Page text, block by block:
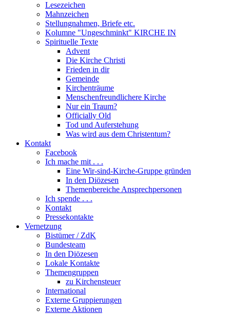
Lesezeichen
Mahnzeichen
Stellungnahmen, Briefe etc.
Kolumne "Ungeschminkt" KIRCHE IN
Spirituelle Texte
Advent
Die Kirche Christi
Frieden in dir
Gemeinde
Kirchenträume
Menschenfreundlichere Kirche
Nur ein Traum?
Officially Old
Tod und Auferstehung
Was wird aus dem Christentum?
Kontakt
Facebook
Ich mache mit . . .
Eine Wir-sind-Kirche-Gruppe gründen
In den Diözesen
Themenbereiche Ansprechpersonen
Ich spende . . .
Kontakt
Pressekontakte
Vernetzung
Bistümer / ZdK
Bundesteam
In den Diözesen
Lokale Kontakte
Themengruppen
zu Kirchensteuer
International
Externe Gruppierungen
Externe Aktionen